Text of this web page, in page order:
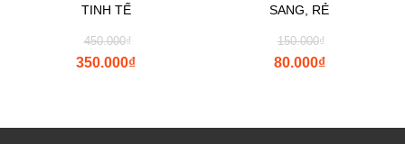
TINH TẾ
₫
450.000
₫
350.000
SANG, RẺ
₫
150.000
₫
80.000